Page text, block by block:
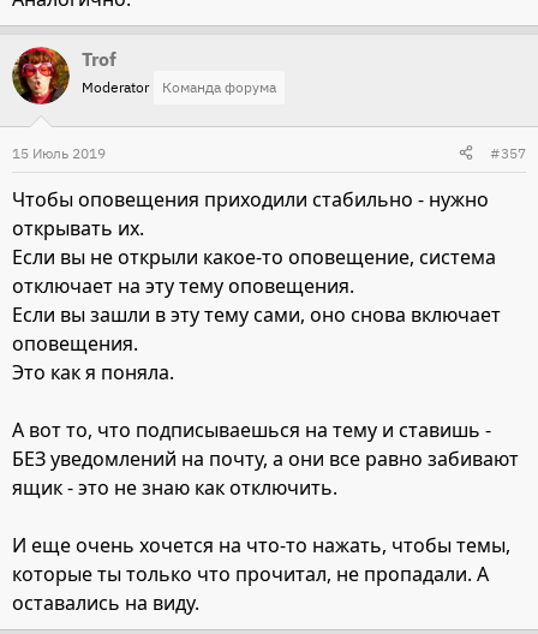
Trof
Moderator Команда форума
15 Июль 2019 #357
Чтобы оповещения приходили стабильно - нужно
открывать их.
Если вы не открыли какое-то оповещение, система
отключает на эту тему оповещения.
Если вы зашли в эту тему сами, оно снова включает
оповещения.
Это как я поняла.
А вот то, что подписываешься на тему и ставишь -
БЕЗ уведомлений на почту, а они все равно забивают
ящик - это не знаю как отключить.
И еще очень хочется на что-то нажать, чтобы темы,
которые ты только что прочитал, не пропадали. А
оставались на виду.